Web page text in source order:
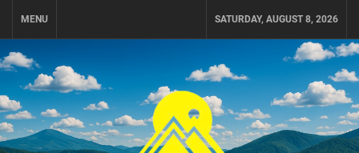
MENU SATURDAY, AUGUST 8, 2026